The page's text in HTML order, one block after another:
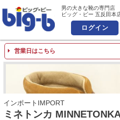
男の大き
男の大きな靴の専門店
ビッグ・ビー 五反田本
ログイン
営業日はこちら
インポートIMPORT
ミネトンカ